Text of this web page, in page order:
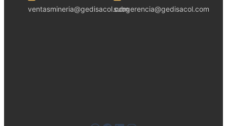
ventasmineria@gedisacol.comsubgerencia@gedisacol.com